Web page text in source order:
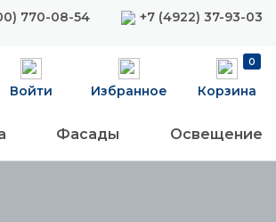
770-08-54 +7 (4922) 37-93-03
Войти Избранное
0
Корзина
Фасады Освещение